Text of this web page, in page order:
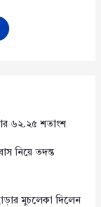
৬২.২৫ শতাংশ
নিয়ে তদন্ত
মুচলেকা দিলেন